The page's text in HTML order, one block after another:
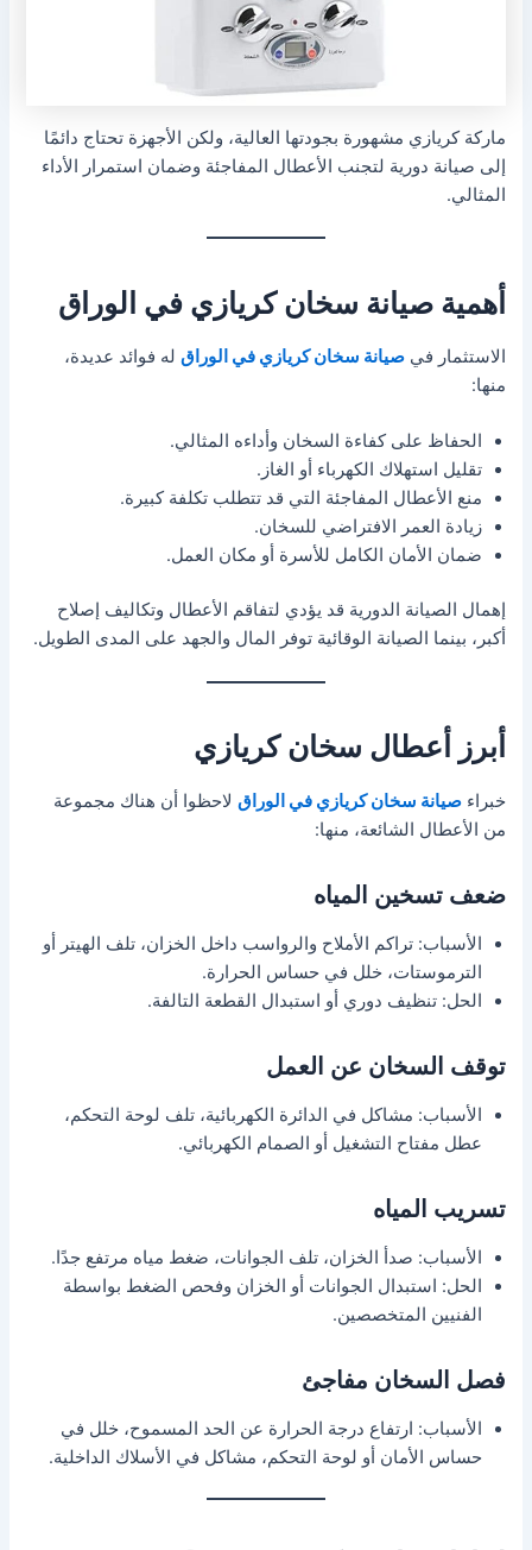
ماركة كريازي مشهورة بجودتها العالية، ولكن الأجهزة تحتاج دائمًا
إلى صيانة دورية لتجنب الأعطال المفاجئة وضمان استمرار الأداء
المثالي.
أهمية صيانة سخان كريازي في الوراق
الاستثمار فيصيانة سخان كريازي في الوراق له فوائد عديدة،
منها:
الحفاظ على كفاءة السخان وأداءه المثالي.
تقليل استهلاك الكهرباء أو الغاز.
منع الأعطال المفاجئة التي قد تتطلب تكلفة كبيرة.
زيادة العمر الافتراضي للسخان.
ضمان الأمان الكامل للأسرة أو مكان العمل.
إهمال الصيانة الدورية قد يؤدي لتفاقم الأعطال وتكاليف إصلاح
أكبر، بينما الصيانة الوقائية توفر المال والجهد على المدى الطويل.
أبرز أعطال سخان كريازي
خبراءصيانة سخان كريازي في الوراق لاحظوا أن هناك مجموعة
من الأعطال الشائعة، منها:
ضعف تسخين المياه
الأسباب: تراكم الأملاح والرواسب داخل الخزان، تلف الهيتر أو
الترموستات، خلل في حساس الحرارة.
الحل: تنظيف دوري أو استبدال القطعة التالفة.
توقف السخان عن العمل
الأسباب: مشاكل في الدائرة الكهربائية، تلف لوحة التحكم،
عطل مفتاح التشغيل أو الصمام الكهربائي.
تسريب المياه
الأسباب: صدأ الخزان، تلف الجوانات، ضغط مياه مرتفع جدًا.
الحل: استبدال الجوانات أو الخزان وفحص الضغط بواسطة
الفنيين المتخصصين.
فصل السخان مفاجئ
الأسباب: ارتفاع درجة الحرارة عن الحد المسموح، خلل في
حساس الأمان أو لوحة التحكم، مشاكل في الأسلاك الداخلية.